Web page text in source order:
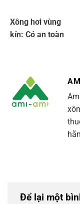
Xông hơi vùng
kín: Có an toàn
Để lại một